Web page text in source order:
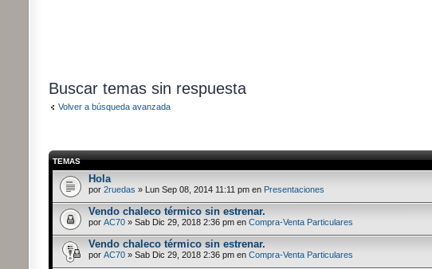
Buscar temas sin respuesta
Volver a búsqueda avanzada
TEMAS
Hola
por 2ruedas » Lun Sep 08, 2014 11:11 pm en Presentaciones
Vendo chaleco térmico sin estrenar.
por AC70» Sab Dic 29, 2018 2:36 pm en Compra-Venta Particulares
Vendo chaleco térmico sin estrenar.
por AC70» Sab Dic 29, 2018 2:36 pm en Compra-Venta Particulares